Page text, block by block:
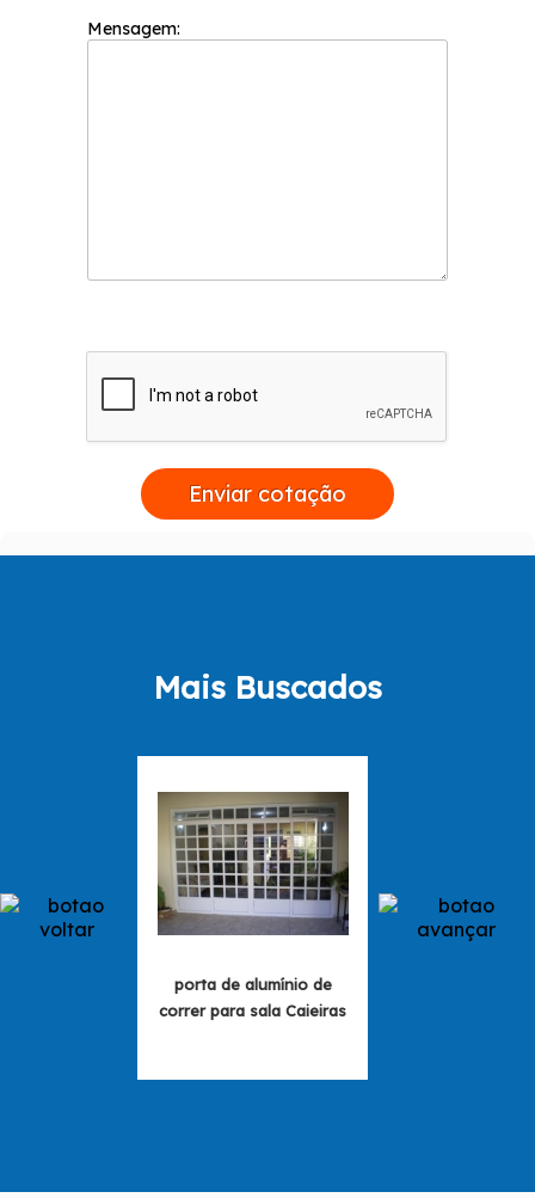
Mensagem:
Enviar cotação
Mais Buscados
porta de alumínio de
correr para sala Caieiras